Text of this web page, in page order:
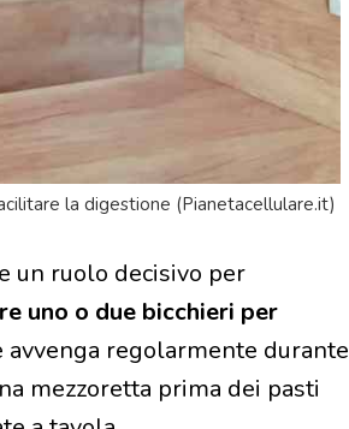
la digestione (Pianetacellulare.it)
un ruolo decisivo per
uno o due bicchieri per
regolarmente durante
mezzoretta prima dei pasti